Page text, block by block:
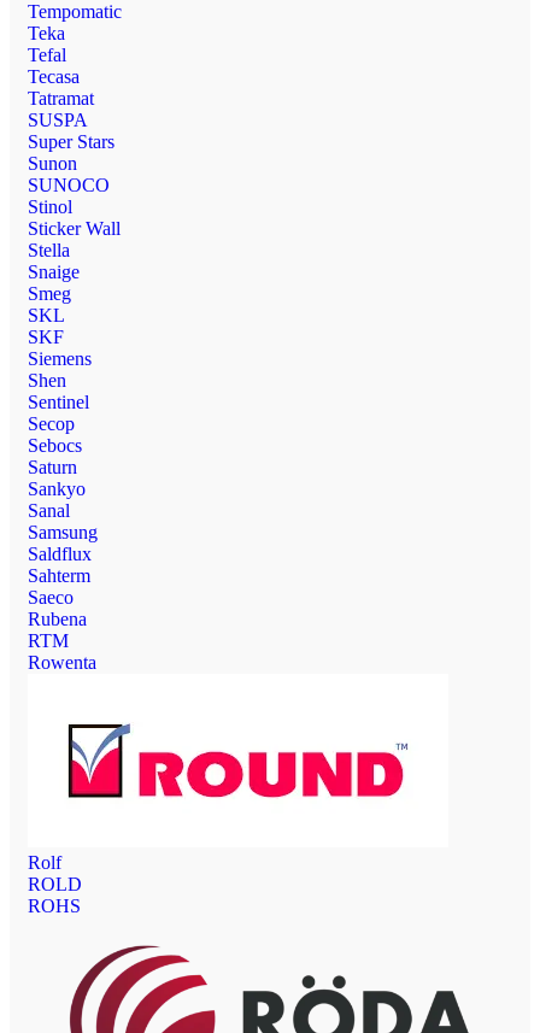
Tempomatic
Teka
Tefal
Tecasa
Tatramat
SUSPA
Super Stars
Sunon
SUNOCO
Stinol
Sticker Wall
Stella
Snaige
Smeg
SKL
SKF
Siemens
Shen
Sentinel
Secop
Sebocs
Saturn
Sankyo
Sanal
Samsung
Saldflux
Sahterm
Saeco
Rubena
RTM
Rowenta
Rolf
ROLD
ROHS